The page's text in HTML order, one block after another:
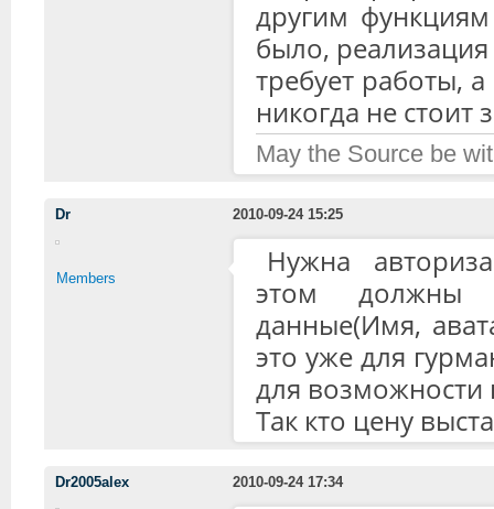
другим
было,
требует работы,
никогда не стоит
May the Source be
Dr 2010-09-24 15:25
Members
Нужна
этом должны
данные(Имя,
это уже для
для возможности
Так кто цену
Dr2005alex 2010-09-24 17:34